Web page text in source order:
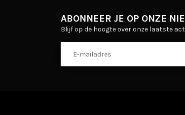
ABONNEER JE OP ONZE
Blijf op de hoogte over onze laatste